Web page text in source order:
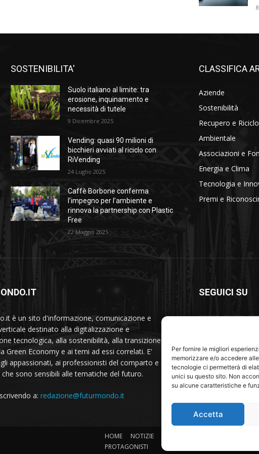
Per fornire le migliori
memorizzare e/o accedere
tecnologie ci permetterà di
unici su questo sito. Non
su alcune caratteristiche e
Accetta
SOSTENIBILITA'
Suolo italiano al limite: tra
erosione, inquinamento e
necessità di tutele
9 Dicembre 2025
Vending: quasi 90 milioni di
bicchieri avviati al riciclo con
RiVending
24 Luglio 2025
Caffè Borbone conferma
l’impegno per l’ambiente e
rinnova la partnership con Plastic
Free
22 Maggio 2025
CLASSIFICA
Aziende
Sostenibilità
Recupero e Riciclo
Ambientale
Associazioni e
Energia e Clima
Tecnologia e
Premi e
è un sito d'informazione, comunicazione e
destinato alla digitalizzazione e
tecnologica, alla sostenibilità, alla transizione
Green Economy e ai temi ad essi correlati. E'
appassionati, ai professionisti del comparto e a
sono sensibili alle tematiche del futuro.
a: redazione@futurmondo.it
SEGUICI SU
HOME NOTIZIE
PROTAGONISTI